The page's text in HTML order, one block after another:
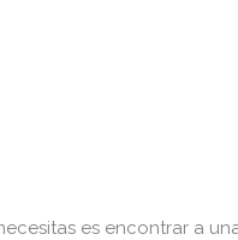
es encontrar a